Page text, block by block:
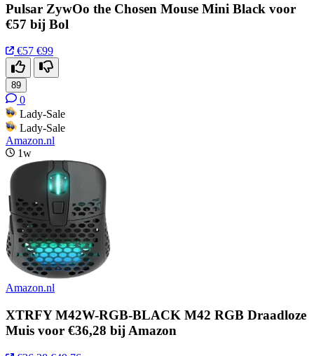
Pulsar ZywOo the Chosen Mouse Mini Black voor
€57 bij Bol
€57 €99
89
0
Lady-Sale
Lady-Sale
Amazon.nl
1w
Amazon.nl
XTRFY M42W-RGB-BLACK M42 RGB Draadloze
Muis voor €36,28 bij Amazon